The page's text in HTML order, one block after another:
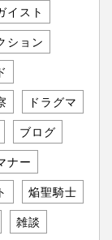
イスト
ション
ドラグマ
ブログ
ナー
焔聖騎士
雑談